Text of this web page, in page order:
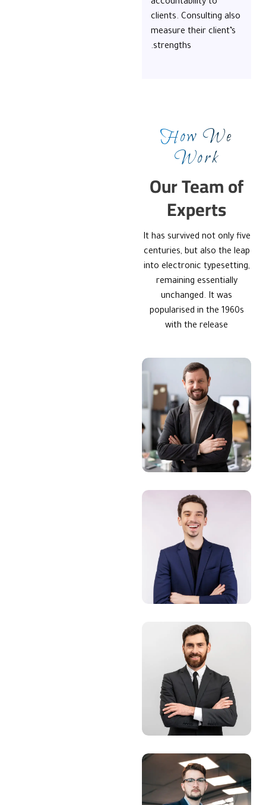
accountability to
clients. Consulting also
measure their client’s
strengths.
How We
Work
Our Team of
Experts
It has survived not only five
centuries, but also the leap
into electronic typesetting,
remaining essentially
unchanged. It was
popularised in the 1960s
with the release